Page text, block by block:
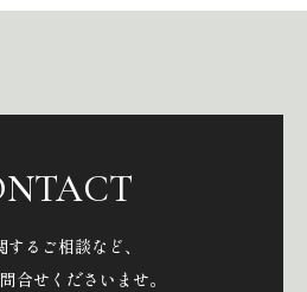
するご相談など、
合せくださいませ。